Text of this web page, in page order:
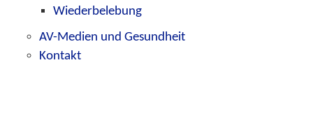
Wiederbelebung
AV-Medien und Gesundheit
Kontakt